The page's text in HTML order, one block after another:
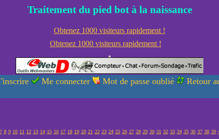
Traitement du pied bot à la naissance
Obtenez 1000 visiteurs rapidement !
Obtenez 1000 visiteurs rapidement !
Me connecter Mot de passe oublié Retour
7 8 9 10 11 12 13 14 15 16 17 18 19 20 21 22 23 24 25 26 27 28 29 30 31 32 33 34 35 36 37 38 39